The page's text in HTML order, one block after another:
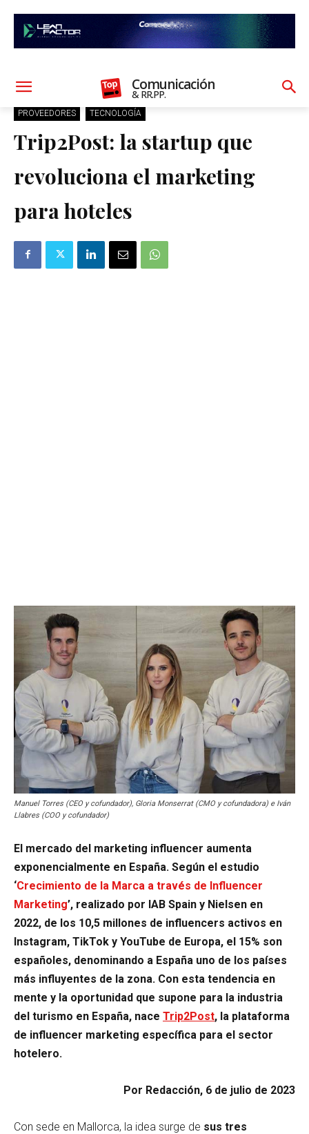
Comunicación
& RR.PP.
PROVEEDORES TECNOLOGÍA
Trip2Post: la startup que
revoluciona el marketing
para hoteles
Manuel Torres (CEO y cofundador), Gloria Monserrat (CMO y cofundadora) e Iván
Llabres (COO y cofundador)
El mercado del marketing influencer aumenta
exponencialmente en España. Según el estudio
‘Crecimiento de la Marca a través de Influencer
Marketing’, realizado por IAB Spain y Nielsen en
2022, de los 10,5 millones de influencers activos en
Instagram, TikTok y YouTube de Europa, el 15% son
españoles, denominando a España uno de los países
más influyentes de la zona. Con esta tendencia en
mente y la oportunidad que supone para la industria
del turismo en España, nace Trip2Post, la plataforma
de influencer marketing específica para el sector
hotelero.
Por Redacción, 6 de julio de 2023
Con sede en Mallorca, la idea surge de sus tres